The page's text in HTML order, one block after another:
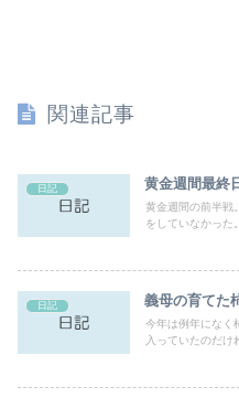
関連記事
日記 黄金週間最終
黄金週間の前半戦
をしていなかった
日記 義母の育てた
今年は例年になく
入っていたのだけ